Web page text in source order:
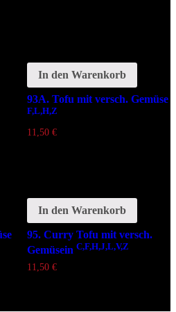
In den Warenkorb
93A. Tofu mit versch. Gemüse
F,L,H,Z
11,50 €
In den Warenkorb
95. Curry Tofu mit versch.
Gemüsein C,F,H,J,L,V,Z
11,50 €